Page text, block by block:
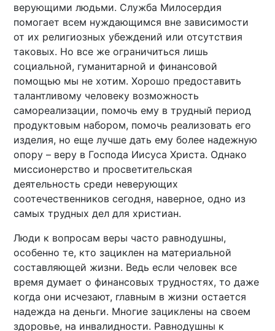
верующими людьми. Служба Милосердия
помогает всем нуждающимся вне зависимости
от их религиозных убеждений или отсутствия
таковых. Но все же ограничиться лишь
социальной, гуманитарной и финансовой
помощью мы не хотим. Хорошо предоставить
талантливому человеку возможность
самореализации, помочь ему в трудный период
продуктовым набором, помочь реализовать его
изделия, но еще лучше дать ему более надежную
опору – веру в Господа Иисуса Христа. Однако
миссионерство и просветительская
деятельность среди неверующих
соотечественников сегодня, наверное, одно из
самых трудных дел для христиан.
Люди к вопросам веры часто равнодушны,
особенно те, кто зациклен на материальной
составляющей жизни. Ведь если человек все
время думает о финансовых трудностях, то даже
когда они исчезают, главным в жизни остается
надежда на деньги. Многие зациклены на своем
здоровье, на инвалидности. Равнодушны к